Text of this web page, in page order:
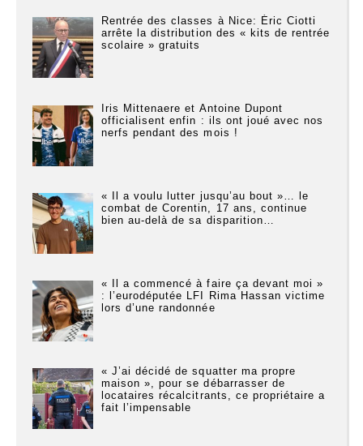
Rentrée des classes à Nice: Éric Ciotti
arrête la distribution des « kits de rentrée
scolaire » gratuits
Iris Mittenaere et Antoine Dupont
officialisent enfin : ils ont joué avec nos
nerfs pendant des mois !
« Il a voulu lutter jusqu’au bout »… le
combat de Corentin, 17 ans, continue
bien au-delà de sa disparition…
« Il a commencé à faire ça devant moi »
: l’eurodéputée LFI Rima Hassan victime
lors d’une randonnée
« J’ai décidé de squatter ma propre
maison », pour se débarrasser de
locataires récalcitrants, ce propriétaire a
fait l’impensable